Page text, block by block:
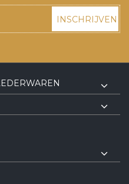
INSCHRIJVEN